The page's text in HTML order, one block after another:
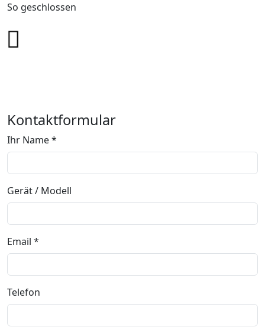
So geschlossen
Kontaktformular
Ihr Name *
Gerät / Modell
Email *
Telefon